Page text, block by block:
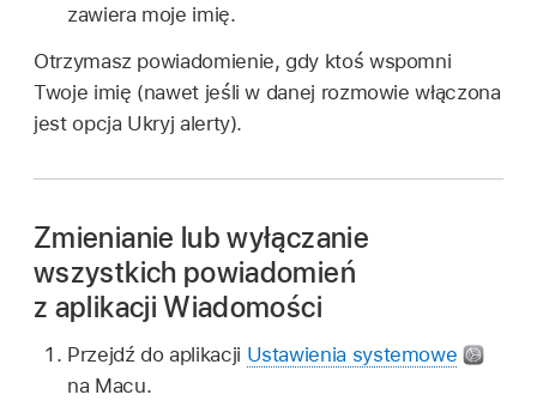
zawiera moje imię.
Otrzymasz powiadomienie, gdy ktoś wspomni
Twoje imię (nawet jeśli w danej rozmowie włączona
jest opcja Ukryj alerty).
Zmienianie lub wyłączanie
wszystkich powiadomień
z aplikacji Wiadomości
Przejdź do aplikacji Ustawienia systemowe
na Macu.